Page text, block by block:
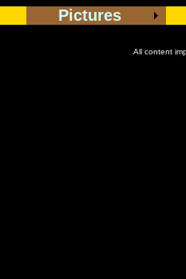
Pictures
All content